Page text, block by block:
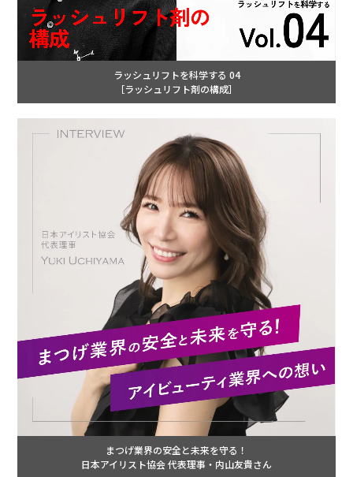
ラッシュリフトを科学する 04
［ラッシュリフト剤の構成］
まつげ業界の安全と未来を守る！
日本アイリスト協会 代表理事・内山友貴さん